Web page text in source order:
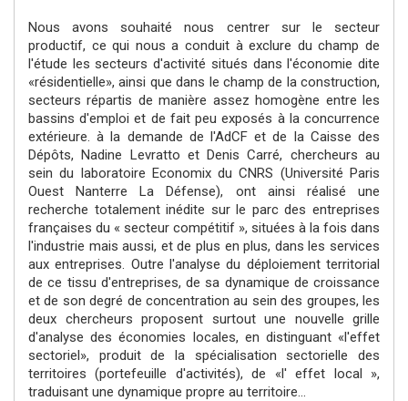
Nous avons souhaité nous centrer sur le secteur
productif, ce qui nous a conduit à exclure du champ de
l'étude les secteurs d'activité situés dans l'économie dite
«résidentielle», ainsi que dans le champ de la construction,
secteurs répartis de manière assez homogène entre les
bassins d'emploi et de fait peu exposés à la concurrence
extérieure. à la demande de l'AdCF et de la Caisse des
Dépôts, Nadine Levratto et Denis Carré, chercheurs au
sein du laboratoire Economix du CNRS (Université Paris
Ouest Nanterre La Défense), ont ainsi réalisé une
recherche totalement inédite sur le parc des entreprises
françaises du « secteur compétitif », situées à la fois dans
l'industrie mais aussi, et de plus en plus, dans les services
aux entreprises. Outre l'analyse du déploiement territorial
de ce tissu d'entreprises, de sa dynamique de croissance
et de son degré de concentration au sein des groupes, les
deux chercheurs proposent surtout une nouvelle grille
d'analyse des économies locales, en distinguant «l'effet
sectoriel», produit de la spécialisation sectorielle des
territoires (portefeuille d'activités), de «l' effet local »,
traduisant une dynamique propre au territoire...